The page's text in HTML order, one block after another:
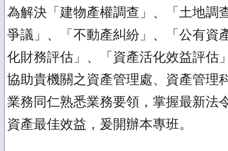
為解決「建物產權調查」、「土地調
爭議」、「不動產糾紛」、「公有資
化財務評估」、「資產活化效益評估
協助貴機關之資產管理處、資產管理
業務同仁熟悉業務要領，掌握最新法
資產最佳效益，爰開辦本專班。